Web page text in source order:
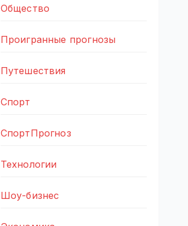
Общество
Проигранные прогнозы
Путешествия
Спорт
СпортПрогноз
Технологии
Шоу-бизнес